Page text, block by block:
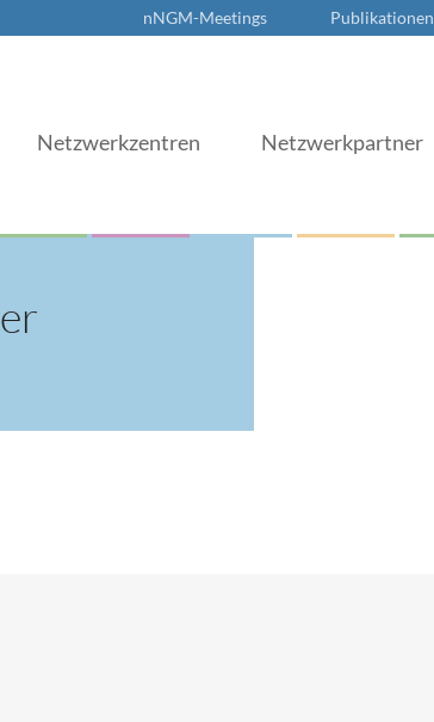
nNGM-Meetings Publikationen
Netzwerkzentren Netzwerkpartner